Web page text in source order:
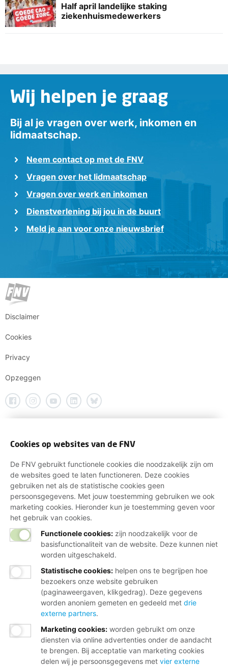
Half april landelijke staking
ziekenhuismedewerkers
Wij helpen je graag
Bij al je vragen over werk, inkomen en
lidmaatschap.
Neem contact op met de FNV
Vragen over het lidmaatschap
Vragen over werk en inkomen
Dienstverlening bij jou in de buurt
Meld je aan voor onze nieuwsbrief
Disclaimer
Cookies
Privacy
Opzeggen
Cookies op websites van de FNV
De FNV gebruikt functionele cookies die noodzakelijk zijn om
de websites goed te laten functioneren. Deze cookies
gebruiken net als de statistische cookies geen
persoonsgegevens. Met jouw toestemming gebruiken we ook
marketing cookies. Hieronder kun je toestemming geven voor
het gebruik van cookies.
Functionele cookies: zijn noodzakelijk voor de
basisfunctionaliteit van de website. Deze kunnen niet
worden uitgeschakeld.
Statistische cookies: helpen ons te begrijpen hoe
bezoekers onze website gebruiken
(paginaweergaven, klikgedrag). Deze gegevens
worden anoniem gemeten en gedeeld met drie
externe partners.
Marketing cookies: worden gebruikt om onze
diensten via online advertenties onder de aandacht
te brengen. Bij acceptatie van marketing cookies
delen wij je persoonsgegevens met vier externe